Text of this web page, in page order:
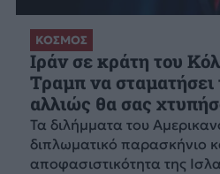
ΚΟΣΜΟΣ
Ιράν σε κράτη του
Τραμπ να σταματήσει
αλλιώς θα σας
Τα διλήμματα του
διπλωματικό παρασκήνιο
αποφασιστικότητα της